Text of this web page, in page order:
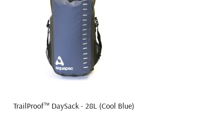
TrailProof™ DaySack - 28L (Cool Blue)